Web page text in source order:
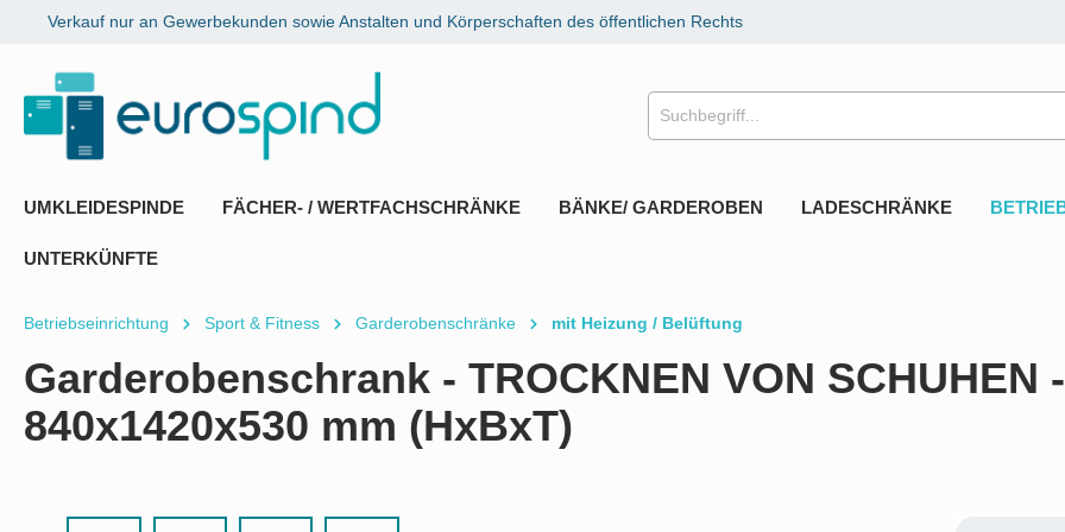
Zur Hauptnavigation springen
Verkauf nur an Gewerbekunden sowie Anstalten und Körperschaften des öffentlichen Rechts
UMKLEIDESPINDE FÄCHER- / WERTFACHSCHRÄNKE BÄNKE/ GARDEROBEN LADESCHRÄNKE
UNTERKÜNFTE
Betriebseinrichtung Sport & Fitness Garderobenschränke mit Heizung / Belüftung
Garderobenschrank - TROCKNEN VON SCHUHEN -
840x1420x530 mm (HxBxT)